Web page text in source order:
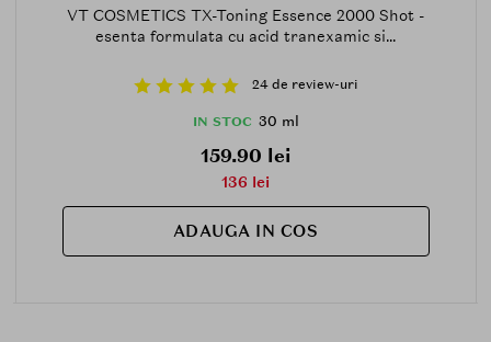
VT COSMETICS TX-Toning Essence 2000 Shot -
esenta formulata cu acid tranexamic si...
24 de review-uri
IN STOC 30 ml
159.90 lei
136 lei
ADAUGA IN COS